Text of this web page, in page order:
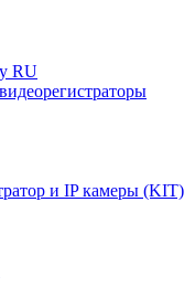
RU
и IP камеры (KIT)